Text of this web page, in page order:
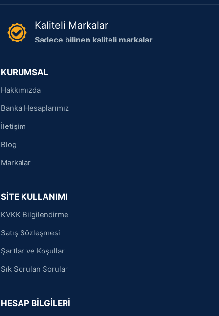
Kaliteli Markalar
Sadece bilinen kaliteli markalar
KURUMSAL
Hakkımızda
Banka Hesaplarımız
İletişim
Blog
Markalar
SİTE KULLANIMI
KVKK Bilgilendirme
Satış Sözleşmesi
Şartlar ve Koşullar
Sık Sorulan Sorular
HESAP BİLGİLERİ